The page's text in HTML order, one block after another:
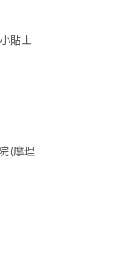
貼士
(摩理